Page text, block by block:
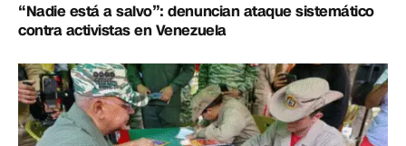
“Nadie está a salvo”: denuncian ataque sistemático
contra activistas en Venezuela